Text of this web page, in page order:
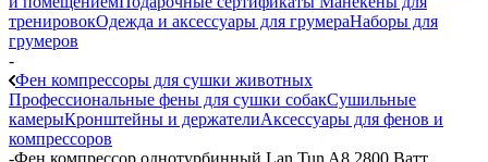
тренировокОдежда и аксессуары для грумераНаборы для
грумеров
-
Фен компрессоры для сушки животных
Профессиональные фены для сушки собакСушильные
камерыКронштейны и держателиАксессуары для фенов и
компрессоров
-Фен компрессор однотурбинный Lan Tun A8 2800 Ватт,